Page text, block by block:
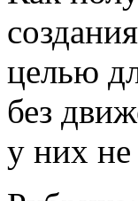
целью
без
у них